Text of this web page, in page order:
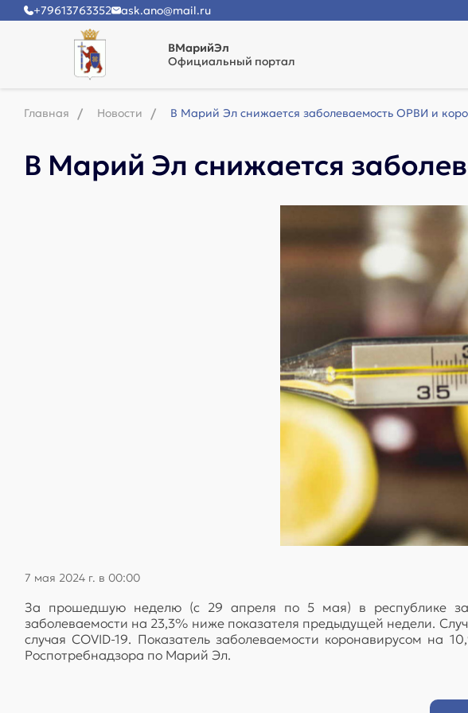
+79613763352 ask.ano@mail.ru
ВМарийЭл
Официальный портал
Главная Новости В Марий Эл снижается заболеваемость ОРВИ и
В Марий Эл снижается
7 мая 2024 г. в 00:00
За прошедшую неделю (с 29 апреля по 5 мая) в республике
заболеваемости на 23,3% ниже показателя предыдущей недели.
случая COVID-19. Показатель заболеваемости коронавирусом
Роспотребнадзора по Марий Эл.